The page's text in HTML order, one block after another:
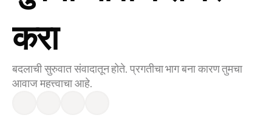
करा
बदलाची सुरुवात संवादातून होते. प्रगतीचा भाग बना कारण तुमचा
आवाज महत्त्वाचा आहे.